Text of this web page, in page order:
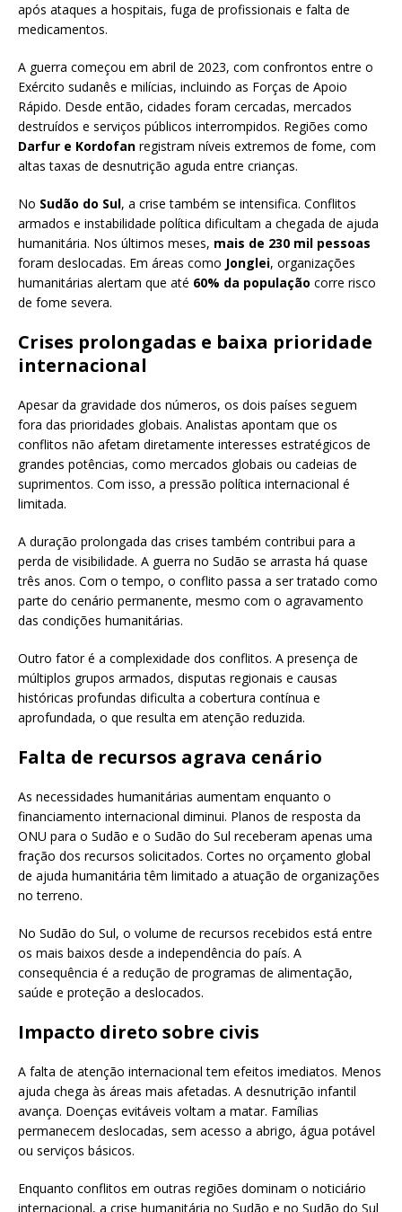
após ataques a hospitais, fuga de profissionais e falta de
medicamentos.
A guerra começou em abril de 2023, com confrontos entre o
Exército sudanês e milícias, incluindo as Forças de Apoio
Rápido. Desde então, cidades foram cercadas, mercados
destruídos e serviços públicos interrompidos. Regiões como
Darfur e Kordofan registram níveis extremos de fome, com
altas taxas de desnutrição aguda entre crianças.
No Sudão do Sul, a crise também se intensifica. Conflitos
armados e instabilidade política dificultam a chegada de ajuda
humanitária. Nos últimos meses, mais de 230 mil pessoas
foram deslocadas. Em áreas como Jonglei, organizações
humanitárias alertam que até 60% da população corre risco
de fome severa.
Crises prolongadas e baixa prioridade
internacional
Apesar da gravidade dos números, os dois países seguem
fora das prioridades globais. Analistas apontam que os
conflitos não afetam diretamente interesses estratégicos de
grandes potências, como mercados globais ou cadeias de
suprimentos. Com isso, a pressão política internacional é
limitada.
A duração prolongada das crises também contribui para a
perda de visibilidade. A guerra no Sudão se arrasta há quase
três anos. Com o tempo, o conflito passa a ser tratado como
parte do cenário permanente, mesmo com o agravamento
das condições humanitárias.
Outro fator é a complexidade dos conflitos. A presença de
múltiplos grupos armados, disputas regionais e causas
históricas profundas dificulta a cobertura contínua e
aprofundada, o que resulta em atenção reduzida.
Falta de recursos agrava cenário
As necessidades humanitárias aumentam enquanto o
financiamento internacional diminui. Planos de resposta da
ONU para o Sudão e o Sudão do Sul receberam apenas uma
fração dos recursos solicitados. Cortes no orçamento global
de ajuda humanitária têm limitado a atuação de organizações
no terreno.
No Sudão do Sul, o volume de recursos recebidos está entre
os mais baixos desde a independência do país. A
consequência é a redução de programas de alimentação,
saúde e proteção a deslocados.
Impacto direto sobre civis
A falta de atenção internacional tem efeitos imediatos. Menos
ajuda chega às áreas mais afetadas. A desnutrição infantil
avança. Doenças evitáveis voltam a matar. Famílias
permanecem deslocadas, sem acesso a abrigo, água potável
ou serviços básicos.
Enquanto conflitos em outras regiões dominam o noticiário
internacional, a crise humanitária no Sudão e no Sudão do Sul